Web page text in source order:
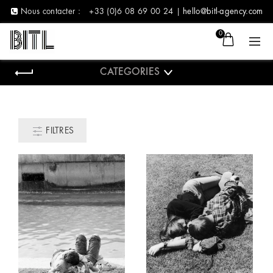
Nous contacter : +33 (0)6 08 69 00 24 | hello@bitl-agency.com
0
CATEGORIES
FILTRES